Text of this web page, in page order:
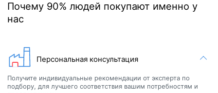
Гидромассажный бассейн
воды прорабатывает всю нижнюю часть спины, а множество
мелких и средних частично вращающихся форсунок делают
массаж верхней части спины и ног. Воздушные струи
суставам сохранить подвижность. Эффективный массаж ног
завершает массаж всего тела.
Почему 90% людей покупают именно у
нас
Персональная консультация
Получите индивидуальные рекомендации от эксперта по
подбору, для лучшего соответствия вашим потребностям и